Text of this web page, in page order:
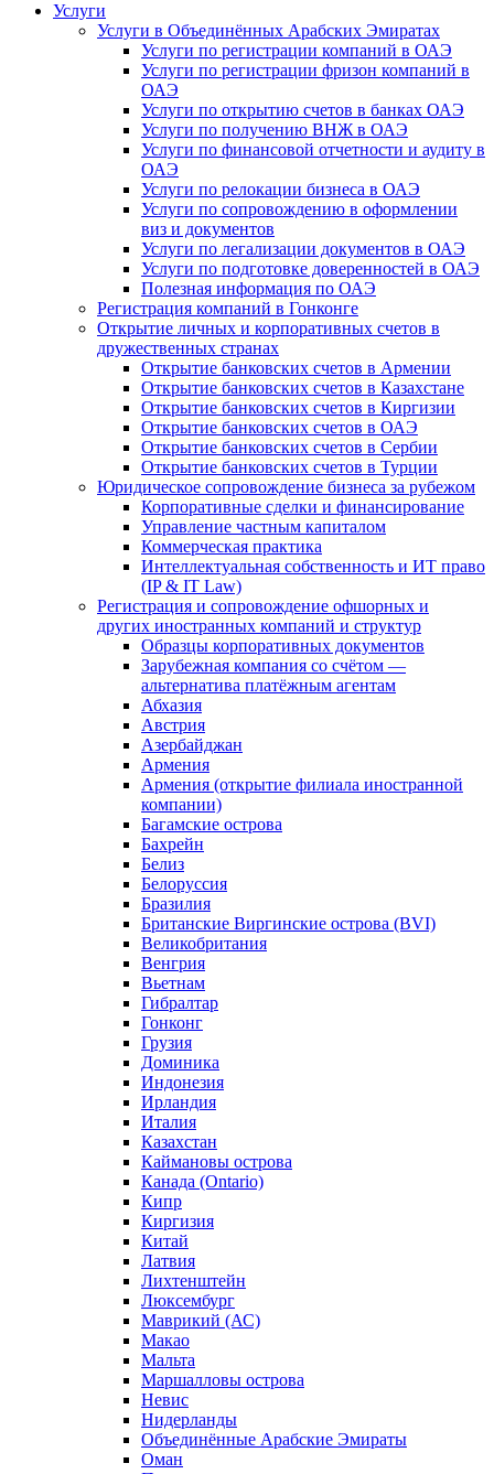
Услуги
Услуги в Объединённых Арабских Эмиратах
Услуги по регистрации компаний в ОАЭ
Услуги по регистрации фризон компаний в
ОАЭ
Услуги по открытию счетов в банках ОАЭ
Услуги по получению ВНЖ в ОАЭ
Услуги по финансовой отчетности и аудиту в
ОАЭ
Услуги по релокации бизнеса в ОАЭ
Услуги по сопровождению в оформлении
виз и документов
Услуги по легализации документов в ОАЭ
Услуги по подготовке доверенностей в ОАЭ
Полезная информация по ОАЭ
Регистрация компаний в Гонконге
Открытие личных и корпоративных счетов в
дружественных странах
Открытие банковских счетов в Армении
Открытие банковских счетов в Казахстане
Открытие банковских счетов в Киргизии
Открытие банковских счетов в ОАЭ
Открытие банковских счетов в Сербии
Открытие банковских счетов в Турции
Юридическое сопровождение бизнеса за рубежом
Корпоративные сделки и финансирование
Управление частным капиталом
Коммерческая практика
Интеллектуальная собственность и ИТ право
(IP & IT Law)
Регистрация и сопровождение офшорных и
других иностранных компаний и структур
Образцы корпоративных документов
Зарубежная компания со счётом —
альтернатива платёжным агентам
Абхазия
Австрия
Азербайджан
Армения
Армения (открытие филиала иностранной
компании)
Багамские острова
Бахрейн
Белиз
Белоруссия
Бразилия
Британские Виргинские острова (BVI)
Великобритания
Венгрия
Вьетнам
Гибралтар
Гонконг
Грузия
Доминика
Индонезия
Ирландия
Италия
Казахстан
Каймановы острова
Канада (Ontario)
Кипр
Киргизия
Китай
Латвия
Лихтенштейн
Люксембург
Маврикий (АС)
Макао
Мальта
Маршалловы острова
Нeвис
Нидерланды
Объединённые Арабские Эмираты
Оман